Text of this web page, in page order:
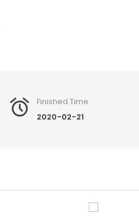
Finished Time
2020-02-21